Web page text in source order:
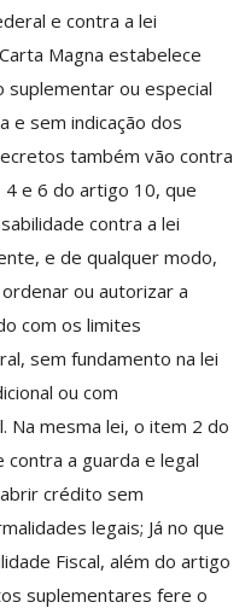
e contra a lei
Magna estabelece
ou especial
e sem indicação dos
também vão contra
4 e 6 do artigo 10, que
contra a lei
e de qualquer modo,
ou autorizar a
com os limites
sem fundamento na lei
ou com
Na mesma lei, o item 2 do
a guarda e legal
crédito sem
legais; Já no que
Fiscal, além do artigo
suplementares fere o